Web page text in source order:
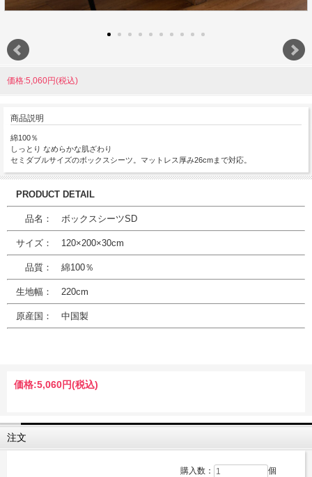
価格:5,060円(税込)
商品説明
綿100％
しっとり なめらかな肌ざわり
セミダブルサイズのボックスシーツ。マットレス厚み26cmまで対応。
PRODUCT DETAIL
品名： ボックスシーツSD
サイズ： 120×200×30cm
品質： 綿100％
生地幅： 220cm
原産国： 中国製
価格:5,060円(税込)
注文
購入数： 個